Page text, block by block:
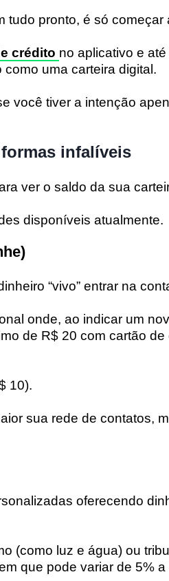
tudo pronto, é só começar
crédito no aplicativo e
uma carteira digital.
você tiver a intenção
infalíveis
ver o saldo da sua
disponíveis atualmente.
“vivo” entrar na
onde, ao indicar um
de R$ 20 com cartão de
10).
sua rede de contatos,
oferecendo
(como luz e água) ou
que pode variar de 5% a